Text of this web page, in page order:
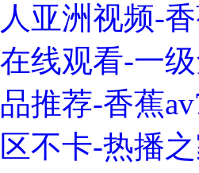
人亚洲视频-
在线观看-一
品推荐-香蕉
区不卡-热播